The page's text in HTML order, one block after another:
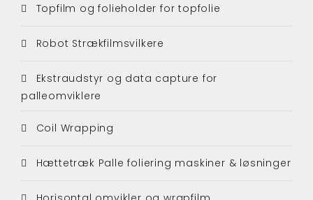
Topfilm og folieholder for topfolie
Robot Strækfilmsvilkere
Ekstraudstyr og data capture for
palleomviklere
Coil Wrapping
Hættetræk Palle foliering maskiner & løsninger